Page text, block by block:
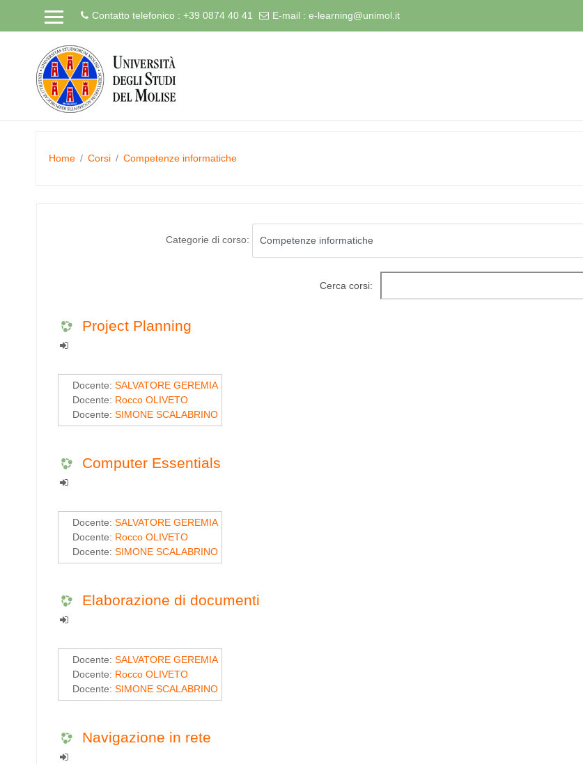
contenuto
principale
Contatto telefonico : +39 0874 40 41 E-mail : e-learning@unimol.it
Home Corsi Competenze informatiche
Categorie di corso:
Cerca corsi:
Project Planning
Docente: SALVATORE GEREMIA
Docente: Rocco OLIVETO
Docente: SIMONE SCALABRINO
Computer Essentials
Docente: SALVATORE GEREMIA
Docente: Rocco OLIVETO
Docente: SIMONE SCALABRINO
Elaborazione di documenti
Docente: SALVATORE GEREMIA
Docente: Rocco OLIVETO
Docente: SIMONE SCALABRINO
Navigazione in rete